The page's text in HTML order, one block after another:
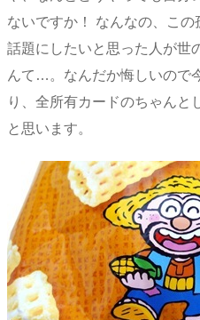
ないですか！ なんなの、こ
話題にしたいと思った人が世
んて…。なんだか悔しいので
り、全所有カードのちゃんと
と思います。